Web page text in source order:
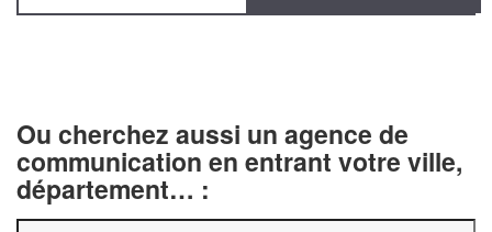
Ou cherchez aussi un agence de
communication en entrant votre ville,
département… :